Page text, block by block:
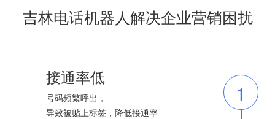
吉林电话机器人解决企业营销困扰
接通率低
号码频繁呼出，
导致被贴上标签，降低接通率
1